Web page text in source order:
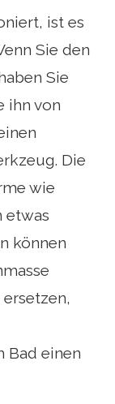
ist es
Sie den
Sie
ihn von
Die
wie
etwas
können
Bad einen